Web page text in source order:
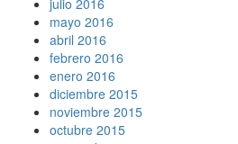
julio 2016
mayo 2016
abril 2016
febrero 2016
enero 2016
diciembre 2015
noviembre 2015
octubre 2015